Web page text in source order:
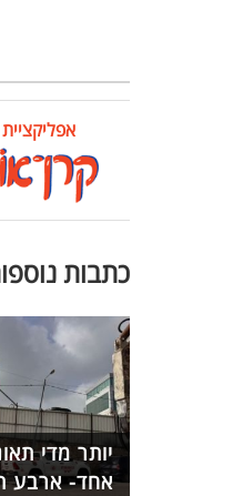
אפליקציית
כתבות
יותר מדי
אחד- ארבע